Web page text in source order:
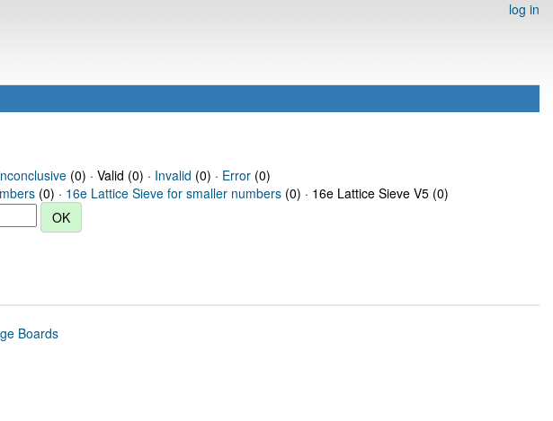
log in
(0) · Valid (0) · Invalid (0) · Error(0)
(0) · 16e Lattice Sieve for smaller numbers (0) · 16e Lattice Sieve V5 (0)
Boards